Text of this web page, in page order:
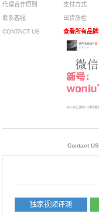
代理合作原则
联系客服
CONTACT US
支付方式
出货质检
查看所有品牌
Contact US
独家视频评测